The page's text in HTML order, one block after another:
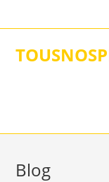
to
Blog